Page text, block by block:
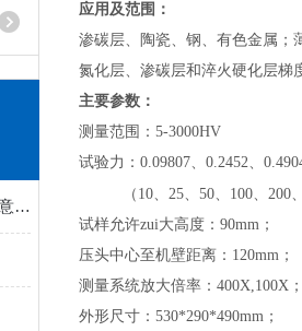
橡胶硬度计的使用方法和测量注意事项
应用及范围：
渗碳层、陶瓷、钢、有色金属；
氮化层、渗碳层和淬火硬化层梯
主要参数：
测量范围：5-3000HV
试验力：0.09807、0.2452、
（10、25、50、100、200
试样允许zui大高度：90mm；
压头中心至机壁距离：120mm；
测量系统放大倍率：400X,100X；
外形尺寸：530*290*490mm；